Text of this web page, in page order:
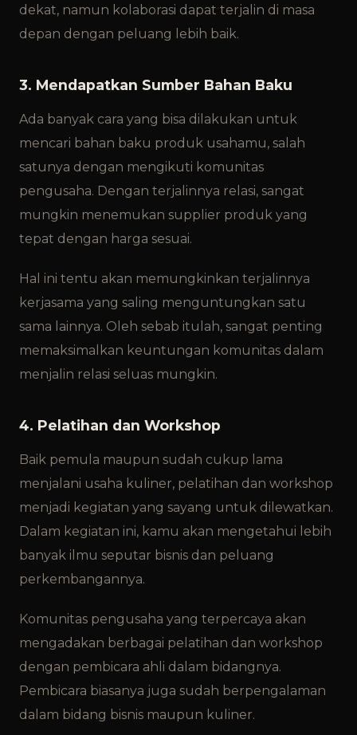
dekat, namun kolaborasi dapat terjalin di masa
depan dengan peluang lebih baik.
3. Mendapatkan Sumber Bahan Baku
Ada banyak cara yang bisa dilakukan untuk
mencari bahan baku produk usahamu, salah
satunya dengan mengikuti komunitas
pengusaha. Dengan terjalinnya relasi, sangat
mungkin menemukan supplier produk yang
tepat dengan harga sesuai.
Hal ini tentu akan memungkinkan terjalinnya
kerjasama yang saling menguntungkan satu
sama lainnya. Oleh sebab itulah, sangat penting
memaksimalkan keuntungan komunitas dalam
menjalin relasi seluas mungkin.
4. Pelatihan dan Workshop
Baik pemula maupun sudah cukup lama
menjalani usaha kuliner, pelatihan dan workshop
menjadi kegiatan yang sayang untuk dilewatkan.
Dalam kegiatan ini, kamu akan mengetahui lebih
banyak ilmu seputar bisnis dan peluang
perkembangannya.
Komunitas pengusaha yang terpercaya akan
mengadakan berbagai pelatihan dan workshop
dengan pembicara ahli dalam bidangnya.
Pembicara biasanya juga sudah berpengalaman
dalam bidang bisnis maupun kuliner.